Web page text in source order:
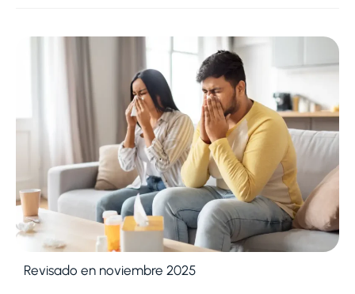
Revisado en noviembre 2025